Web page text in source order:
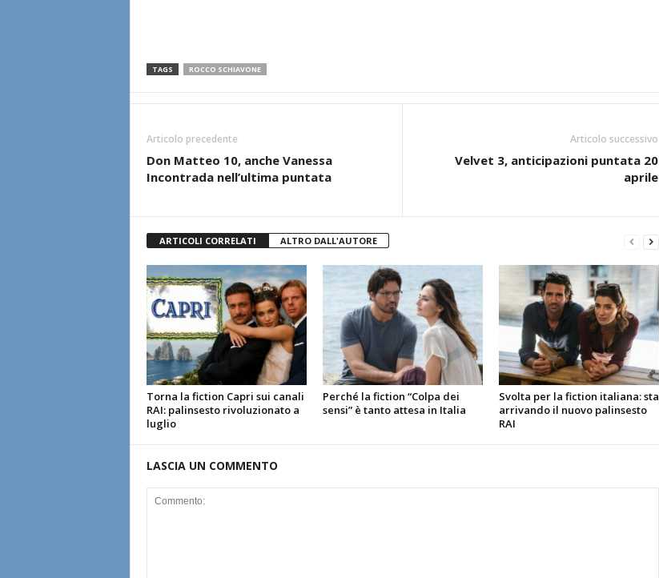
TAGS ROCCO SCHIAVONE
Articolo precedente
Don Matteo 10, anche Vanessa
Incontrada nell’ultima puntata
Articolo successivo
Velvet 3, anticipazioni puntata 20
aprile
ARTICOLI CORRELATI ALTRO DALL'AUTORE
Torna la fiction Capri sui canali
RAI: palinsesto rivoluzionato a
luglio
Perché la fiction “Colpa dei
sensi” è tanto attesa in Italia
Svolta per la fiction italiana: sta
arrivando il nuovo palinsesto
RAI
LASCIA UN COMMENTO